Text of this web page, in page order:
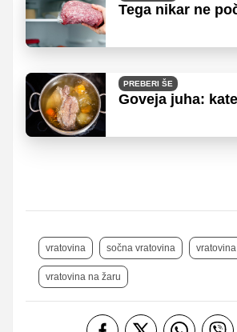
Tega nikar ne
PREBERI ŠE
Goveja juha:
vratovina sočna vratovina
vratovina na žaru